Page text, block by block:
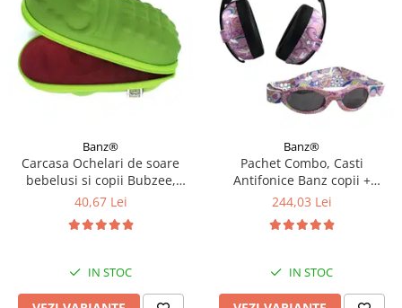
Resigilate
Banz®
Carcasa Ochelari de soare
bebelusi si copii Bubzee,
Diverse culori
40,67 Lei
IN STOC
Banz®
Pachet Combo, Casti
Antifonice Banz copii +
Ochelari de Soare Protectie
modele
244,03 Lei
IN STOC